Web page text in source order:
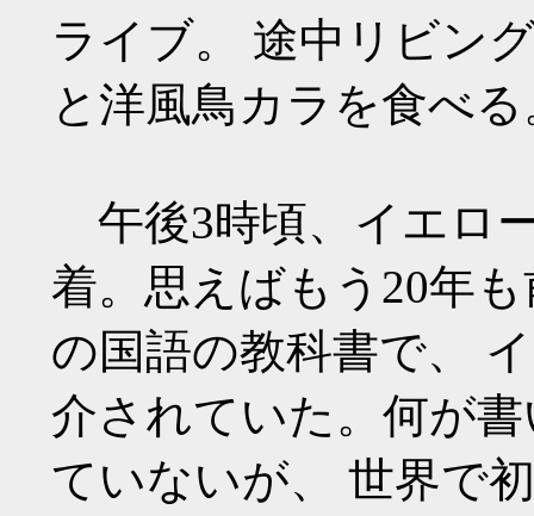
ライブ。 途中リビン
と洋風鳥カラを食べる
午後3時頃、イエロ
着。思えばもう20年
の国語の教科書で、
介されていた。何が
ていないが、 世界で